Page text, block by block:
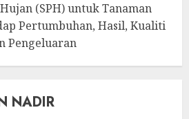
(SPH) untuk Tanaman
Pertumbuhan, Hasil, Kualiti
Pengeluaran
NADIR